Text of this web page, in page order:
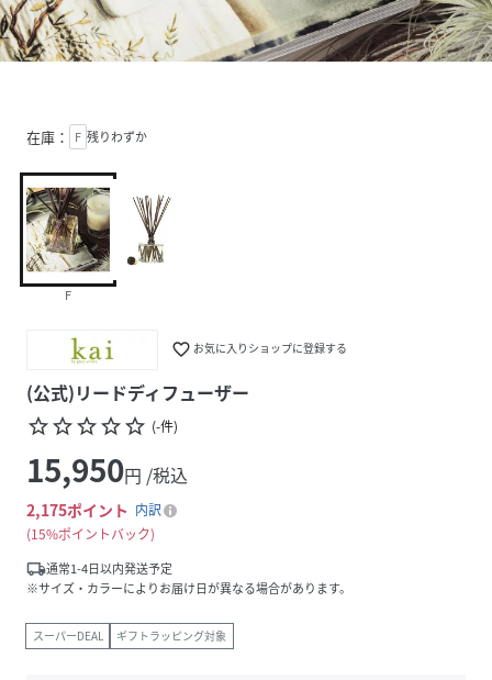
在庫： F 残りわずか
F
favorite_border お気に入りショップに登録する
(公式)リードディフューザー
star_borderstar_borderstar_borderstar_borderstar_border (-件)
15,950円 /税込
2,175ポイント 内訳
15%ポイントバック
local_shipping通常1-4日以内発送予定
※サイズ・カラーによりお届け日が異なる場合があります。
スーパーDEAL ギフトラッピング対象